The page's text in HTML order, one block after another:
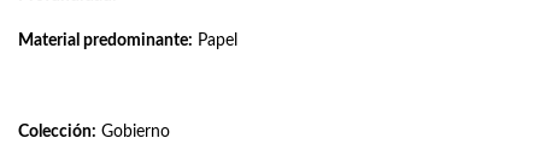
Material predominante: Papel
Colección: Gobierno